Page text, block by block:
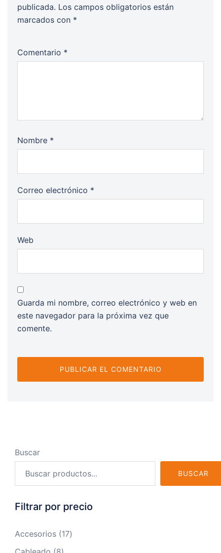
publicada. Los campos obligatorios están
marcados con *
Comentario *
Nombre *
Correo electrónico *
Web
Guarda mi nombre, correo electrónico y web en
este navegador para la próxima vez que
comente.
Buscar
BUSCAR
Filtrar por precio
Accesorios 1717